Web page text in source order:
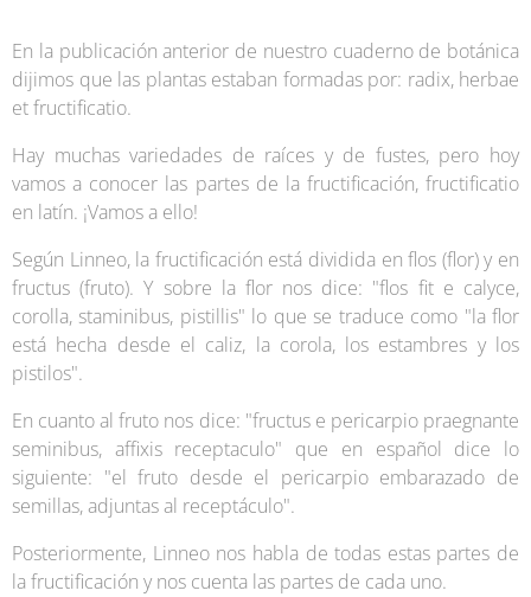
En la publicación anterior de nuestro cuaderno de botánica
dijimos que las plantas estaban formadas por: radix, herbae
et fructificatio.
Hay muchas variedades de raíces y de fustes, pero hoy
vamos a conocer las partes de la fructificación, fructificatio
en latín. ¡Vamos a ello!
Según Linneo, la fructificación está dividida en flos (flor) y en
fructus (fruto). Y sobre la flor nos dice: "flos fit e calyce,
corolla, staminibus, pistillis" lo que se traduce como "la flor
está hecha desde el caliz, la corola, los estambres y los
pistilos".
En cuanto al fruto nos dice: "fructus e pericarpio praegnante
seminibus, affixis receptaculo" que en español dice lo
siguiente: "el fruto desde el pericarpio embarazado de
semillas, adjuntas al receptáculo".
Posteriormente, Linneo nos habla de todas estas partes de
la fructificación y nos cuenta las partes de cada uno.